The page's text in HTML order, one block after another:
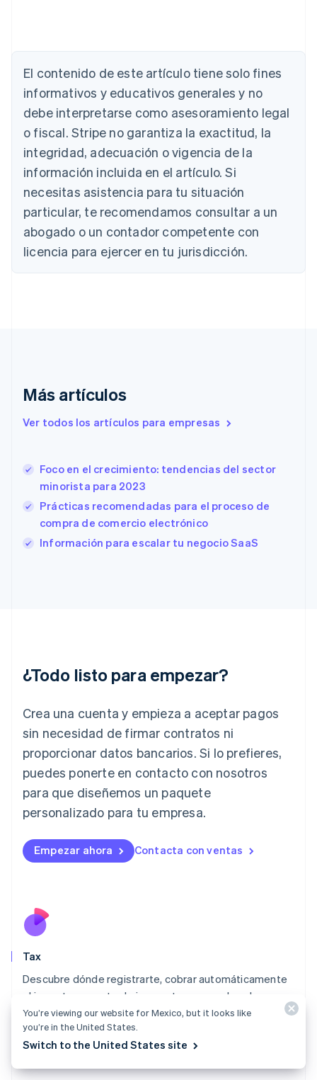
El contenido de este artículo tiene solo fines
informativos y educativos generales y no
debe interpretarse como asesoramiento legal
o fiscal. Stripe no garantiza la exactitud, la
integridad, adecuación o vigencia de la
información incluida en el artículo. Si
necesitas asistencia para tu situación
particular, te recomendamos consultar a un
abogado o un contador competente con
licencia para ejercer en tu jurisdicción.
Más artículos
Ver todos los artículos para empresas
Foco en el crecimiento: tendencias del sector
minorista para 2023
Prácticas recomendadas para el proceso de
compra de comercio electrónico
Información para escalar tu negocio SaaS
¿Todo listo para empezar?
Crea una cuenta y empieza a aceptar pagos
sin necesidad de firmar contratos ni
proporcionar datos bancarios. Si lo prefieres,
puedes ponerte en contacto con nosotros
para que diseñemos un paquete
personalizado para tu empresa.
Empezar ahora Contacta con ventas
Tax
Descubre dónde registrarte, cobrar automáticamente
el importe correcto de impuestos y acceder a los
informes necesarios para presentar declaraciones
fiscales.
Alemania
Deutsch
Australia
English
Austria
Bélgica
NederlandsFrançaisDeutschEnglish
Brasil
Português English
Bulgaria
English
Canadá
English Français
China continental
English
Eslovaquia
España
EspañolEnglish
Estados Unidos
Español
Estonia
English
Hungría
English
Irlanda
Italia
ItalianoEnglish
Japón
English
Letonia
Liechtenstein
DeutschEnglish
Français
Malasia
English
México
Noruega
English
Nueva Zelandia
Países Bajos
You’re viewing our website for Mexico, but it looks like
you’re in the United States.
Switch to the United States site